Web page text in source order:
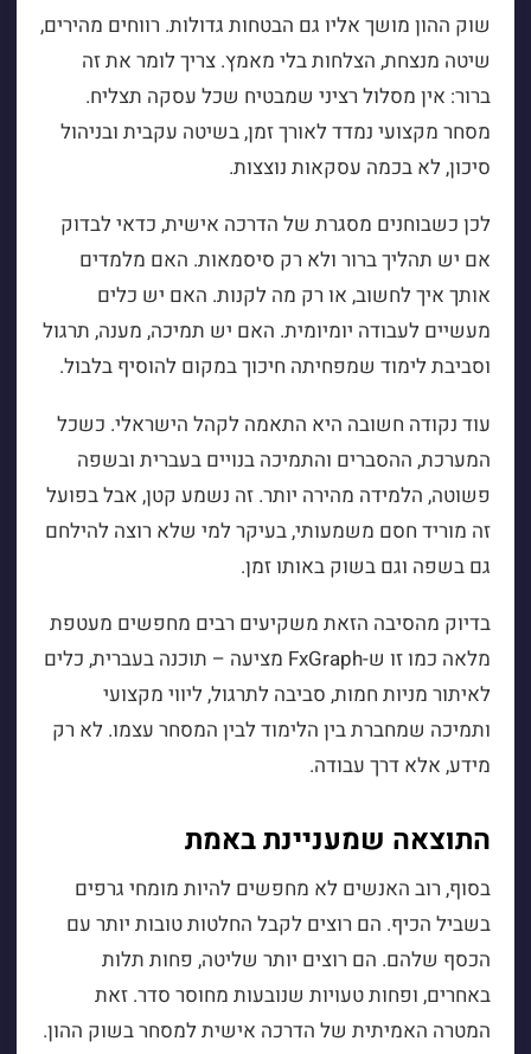
שוק ההון מושך אליו גם הבטחות גדולות. רווחים מהירים,
שיטה מנצחת, הצלחות בלי מאמץ. צריך לומר את זה
ברור: אין מסלול רציני שמבטיח שכל עסקה תצליח.
מסחר מקצועי נמדד לאורך זמן, בשיטה עקבית ובניהול
סיכון, לא בכמה עסקאות נוצצות.
לכן כשבוחנים מסגרת של הדרכה אישית, כדאי לבדוק
אם יש תהליך ברור ולא רק סיסמאות. האם מלמדים
אותך איך לחשוב, או רק מה לקנות. האם יש כלים
מעשיים לעבודה יומיומית. האם יש תמיכה, מענה, תרגול
וסביבת לימוד שמפחיתה חיכוך במקום להוסיף בלבול.
עוד נקודה חשובה היא התאמה לקהל הישראלי. כשכל
המערכת, ההסברים והתמיכה בנויים בעברית ובשפה
פשוטה, הלמידה מהירה יותר. זה נשמע קטן, אבל בפועל
זה מוריד חסם משמעותי, בעיקר למי שלא רוצה להילחם
גם בשפה וגם בשוק באותו זמן.
בדיוק מהסיבה הזאת משקיעים רבים מחפשים מעטפת
מלאה כמו זו ש-FxGraph מציעה – תוכנה בעברית, כלים
לאיתור מניות חמות, סביבה לתרגול, ליווי מקצועי
ותמיכה שמחברת בין הלימוד לבין המסחר עצמו. לא רק
מידע, אלא דרך עבודה.
התוצאה שמעניינת באמת
בסוף, רוב האנשים לא מחפשים להיות מומחי גרפים
בשביל הכיף. הם רוצים לקבל החלטות טובות יותר עם
הכסף שלהם. הם רוצים יותר שליטה, פחות תלות
באחרים, ופחות טעויות שנובעות מחוסר סדר. זאת
המטרה האמיתית של הדרכה אישית למסחר בשוק ההון.